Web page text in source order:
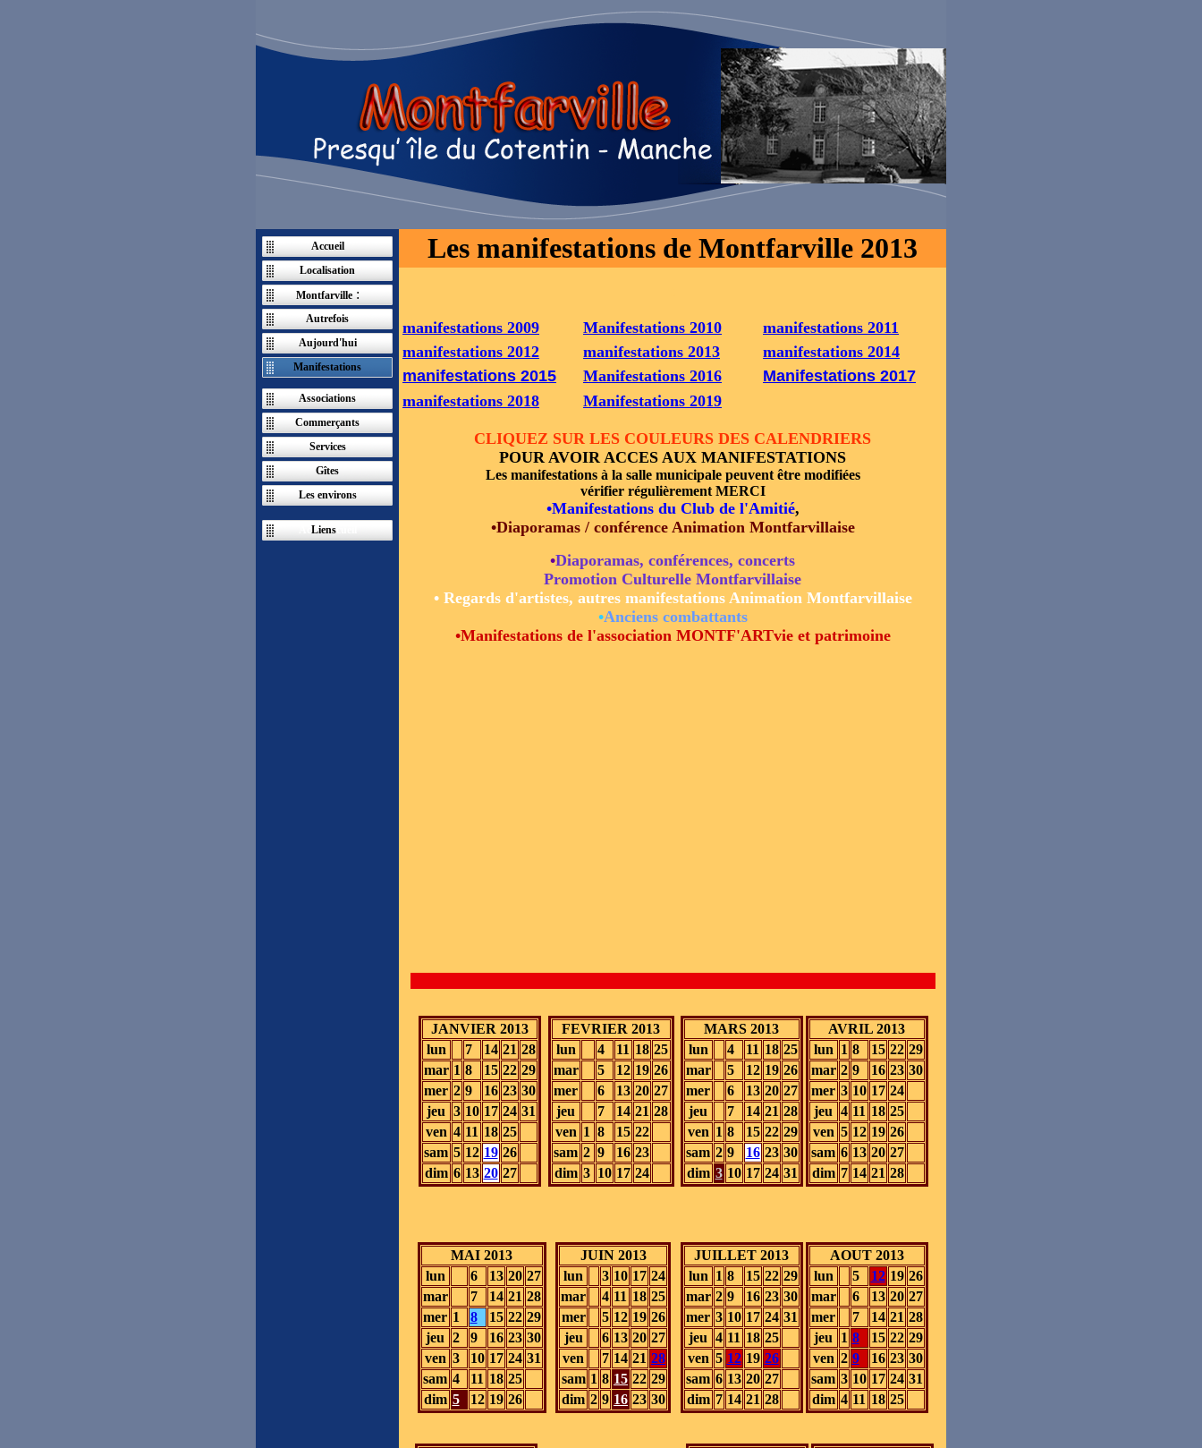
Accueil
Localisation
Montfarville:
Autrefois
Aujourd'hui
Manifestations
Associations
Commerçants
Services
Gîtes
Les environs
Lienscueil
Les manifestations de Montfarville 2013
manifestations 2009 Manifestations 2010
manifestations 2011
manifestations 2012
manifestations 2013
manifestations 2014
manifestations 2015
Manifestations 2016
Manifestations 2017
manifestations 2018
Manifestations 2019
CLIQUEZ SUR LES COULEURS DES CALENDRIERS
POUR AVOIR ACCES AUX MANIFESTATIONS
Les manifestations à la salle municipale peuvent être modifiées
vérifier régulièrement MERCI
•Manifestations du Club de l'Amitié,
•Diaporamas / conférence Animation Montfarvillaise
•Diaporamas, conférences, concerts
Promotion Culturelle Montfarvillaise
•Regards d'artistes, autres manifestations Animation Montfarvillaise
•Anciens combattants
•Manifestations de l'association MONTF'ARTvie et patrimoine
JANVIER 2013
lun
7 14 21 28
mar 1 8 15 22 29
mer 2 9 16 23 30
jeu 3 10 17 24 31
ven 4 11 18 25
sam 5 12 19 26
dim 6 13 20 27
FEVRIER 2013
lun
4 11 18 25
mar
5 12 19 26
mer
6 13 20 27
jeu
7 14 21 28
ven 1 8 15 22
sam 2 9 16 23
dim 3 10 17 24
MARS 2013
lun
4 11 18 25
mar
5 12 19 26
mer
6 13 20 27
jeu
7 14 21 28
ven 1 8 15 22 29
sam 2 9 16 23 30
dim 3 10 17 24 31
AVRIL 2013
lun 1 8 15 22 29
mar 2 9 16 23 30
mer 3 10 17 24
jeu 4 11 18 25
ven 5 12 19 26
sam 6 13 20 27
dim 7 14 21 28
MAI 2013
lun
6 13 20 27
mar
7 14 21 28
mer 1 8 15 22 29
jeu 2 9 16 23 30
ven 3 10 17 24 31
sam 4 11 18 25
dim 5 12 19 26
JUIN 2013
lun
3 10 17 24
mar
4 11 18 25
mer
5 12 19 26
jeu
6 13 20 27
ven
7 14 21 28
sam 1 8 15 22 29
dim 2 9 16 23 30
JUILLET 2013
lun 1 8 15 22 29
mar 2 9 16 23 30
mer 3 10 17 24 31
jeu 4 11 18 25
ven 5 12 19 26
sam 6 13 20 27
dim 7 14 21 28
AOUT 2013
lun
5 12 19 26
mar
6 13 20 27
mer
7 14 21 28
jeu
1 8 15 22 29
ven 2 9 16 23 30
sam 3 10 17 24 31
dim 4 11 18 25